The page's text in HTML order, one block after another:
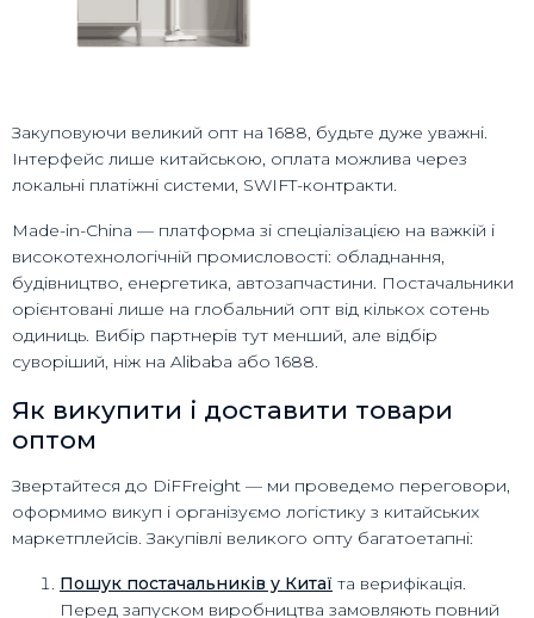
Закуповуючи великий опт на 1688, будьте дуже уважні.
Інтерфейс лише китайською, оплата можлива через
локальні платіжні системи, SWIFT-контракти.
Made-in-China — платформа зі спеціалізацією на важкій і
високотехнологічній промисловості: обладнання,
будівництво, енергетика, автозапчастини. Постачальники
орієнтовані лише на глобальний опт від кількох сотень
одиниць. Вибір партнерів тут менший, але відбір
суворіший, ніж на Alibaba або 1688.
Як викупити і доставити товари
оптом
Звертайтеся до DiFFreight — ми проведемо переговори,
оформимо викуп і організуємо логістику з китайських
маркетплейсів. Закупівлі великого опту багатoетапні:
Пошук постачальників у Китаї та верифікація.
Перед запуском виробництва замовляють повний